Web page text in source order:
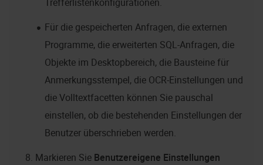
Für die gespeicherten Anfragen, die externen
Programme, die erweiterten SQL-Anfragen, die
Objekte im Desktopbereich, die Bausteine für
Anmerkungsstempel, die OCR-Einstellungen und
die Volltextfacetten können Sie pauschal
einstellen, ob die bestehenden Einstellungen der
Benutzer überschrieben werden.
Markieren Sie Benutzereigene Einstellungen